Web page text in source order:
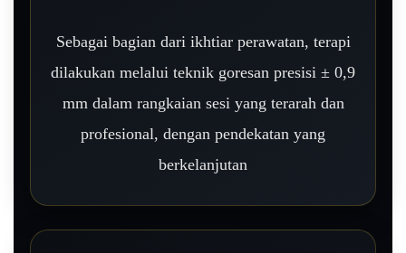
Sebagai bagian dari ikhtiar perawatan, terapi
dilakukan melalui teknik goresan presisi ± 0,9
mm dalam rangkaian sesi yang terarah dan
profesional, dengan pendekatan yang
berkelanjutan